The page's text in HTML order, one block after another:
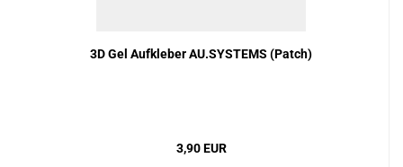
3D Gel Aufkleber AU.SYSTEMS (Patch)
3,90 EUR